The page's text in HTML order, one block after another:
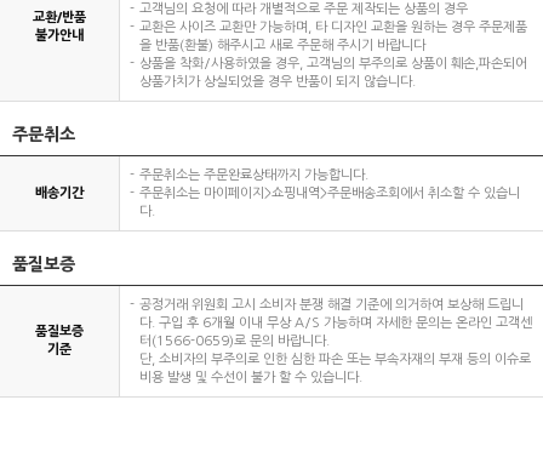
교환/반품
불가안내
고객님의 요청에 따라 개별적으로 주문 제작되는 상품의 경우
교환은 사이즈 교환만 가능하며, 타 디자인 교환을 원하는 경우 주문제품
을 반품(환불) 해주시고 새로 주문해 주시기 바랍니다
상품을 착화/사용하였을 경우, 고객님의 부주의로 상품이 훼손,파손되어
상품가치가 상실되었을 경우 반품이 되지 않습니다.
주문취소
배송기간
주문취소는 주문완료상태까지 가능합니다.
주문취소는 마이페이지>쇼핑내역>주문배송조회에서 취소할 수 있습니
다.
품질보증
품질보증
기준
공정거래 위원회 고시 소비자 분쟁 해결 기준에 의거하여 보상해 드립니
다. 구입 후 6개월 이내 무상 A/S 가능하며 자세한 문의는 온라인 고객센
터(1566-0659)로 문의 바랍니다.
단, 소비자의 부주의로 인한 심한 파손 또는 부속자재의 부재 등의 이슈로
비용 발생 및 수선이 불가 할 수 있습니다.